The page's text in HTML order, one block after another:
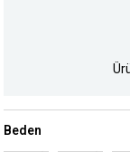
Beden